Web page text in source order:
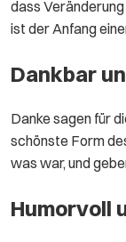
dass
ist der Anfang
Dankbar
Danke sagen für
schönste Form
was war, und
Humorvoll